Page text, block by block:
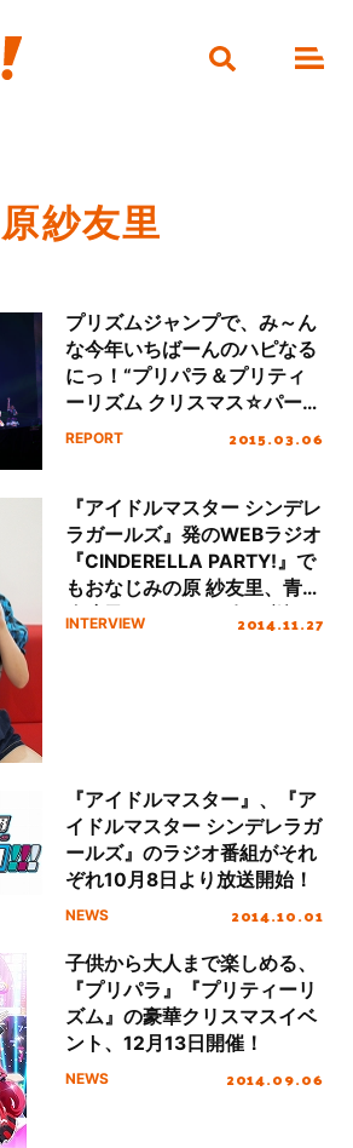
原紗友里
プリズムジャンプで、み～ん
な今年いちばーんのハピなる
にっ！“プリパラ＆プリティ
ーリズム クリスマス☆パーテ
ィー”レポート！
REPORT 2015.03.06
『アイドルマスター シンデレ
ラガールズ』発のWEBラジオ
『CINDERELLA PARTY!』で
もおなじみの原 紗友里、青木
瑠璃子に1stLIVEの振り返り
INTERVIEW 2014.11.27
『アイドルマスター』、『ア
イドルマスター シンデレラガ
ールズ』のラジオ番組がそれ
ぞれ10月8日より放送開始！
NEWS 2014.10.01
子供から大人まで楽しめる、
『プリパラ』『プリティーリ
ズム』の豪華クリスマスイベ
ント、12月13日開催！
NEWS 2014.09.06